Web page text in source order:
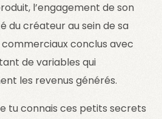
l’engagement de son
du créateur au sein de sa
conclus avec
de variables qui
les revenus générés.
tu connais ces petits secrets